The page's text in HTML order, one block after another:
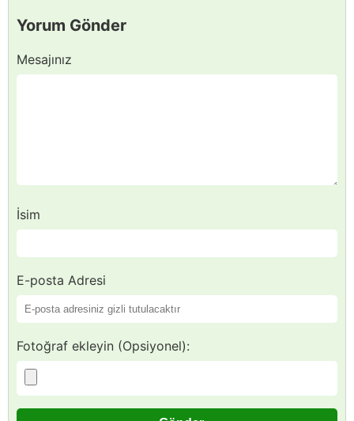
Yorum Gönder
Mesajınız
İsim
E-posta Adresi
Fotoğraf ekleyin (Opsiyonel):